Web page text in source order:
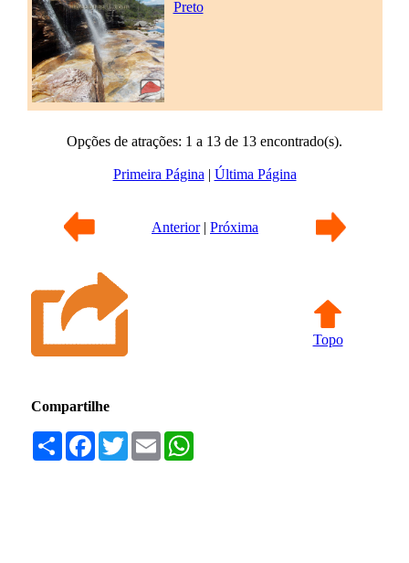
Preto
Opções de atrações: 1 a 13 de 13 encontrado(s).
Primeira Página | Última Página
Anterior| Próxima
Topo
Compartilhe
Compartilhar
Facebook
TwitterEmail